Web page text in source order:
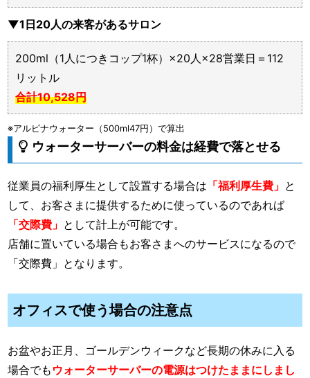
▼1日20人の来客があるサロン
200ml（1人につきコップ1杯）×20人×28営業日＝112
リットル
合計10,528円
※アルピナウォーター（500ml47円）で算出
ウォーターサーバーの料金は経費で落とせる
従業員の福利厚生として設置する場合は 「福利厚生費」 と
して、お客さまに提供するために使っているのであれば
「交際費」 として計上が可能です。
店舗に置いている場合もお客さまへのサービスになるので
「交際費」となります。
オフィスで使う場合の注意点
お盆やお正月、ゴールデンウィークなど長期の休みに入る
場合でも ウォーターサーバーの電源はつけたままにしまし